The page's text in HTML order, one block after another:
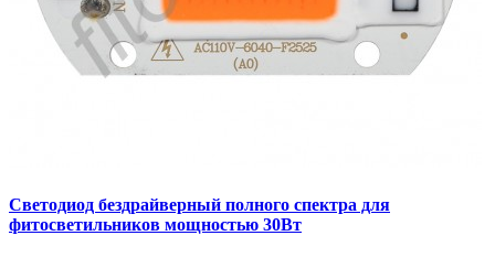
Светодиод бездрайверный полного спектра для
фитосветильников мощностью 30Вт